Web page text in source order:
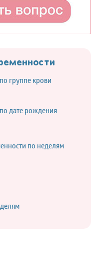
группе крови
дате рождения
по неделям